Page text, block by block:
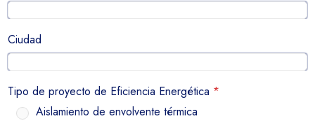
Ciudad
Tipo de proyecto de Eficiencia Energética *
Aislamiento de envolvente térmica